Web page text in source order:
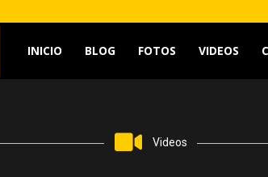
www.caballo.tv
INICIO BLOG FOTOS VIDEOS
Videos